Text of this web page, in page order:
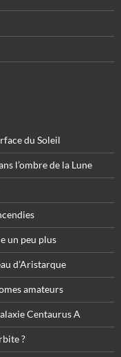
du Soleil
l’ombre de la Lune
un peu plus
d’Aristarque
amateurs
Centaurus A
?